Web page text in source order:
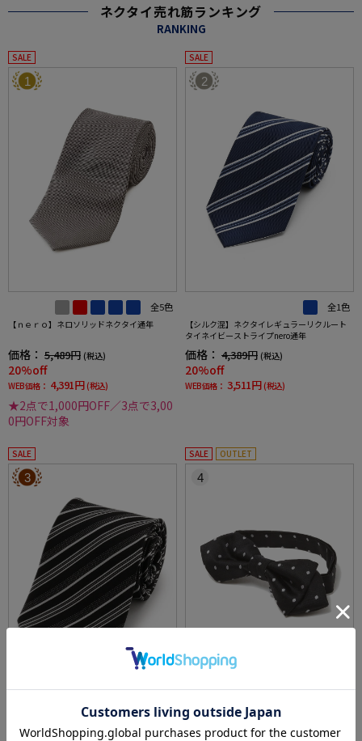
ネクタイ売れ筋ランキング
RANKING
SALE
1
全5色
【ｎｅｒｏ】ネロソリッドネクタイ通年
価格： 5,489円 (税込)
20%off
WEB価格： 4,391円 (税込)
★2点で1,000円OFF／3点で3,00
0円OFF対象
SALE
2
全1色
【シルク混】ネクタイレギュラーリクルート
タイネイビーストライプnero通年
価格： 4,389円 (税込)
20%off
WEB価格： 3,511円 (税込)
SALE
3
礼装フォーマルネクタイモーニングタイ
SALE OUTLET
4
蝶ネクタイドットフォーマルセレモニー結婚
式通年